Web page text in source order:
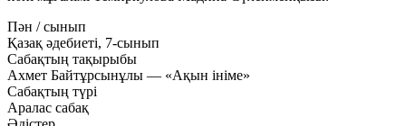
Пән / сынып
Қазақ әдебиеті, 7-сынып
Сабақтың тақырыбы
Ахмет Байтұрсынұлы — «Ақын ініме»
Сабақтың түрі
Аралас сабақ